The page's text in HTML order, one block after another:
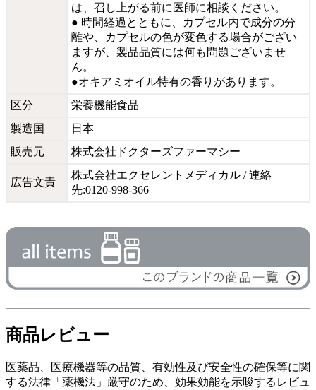
は、召し上がる前に医師に相談ください。
● 時間経過とともに、カプセル内で成分の分
離や、カプセルの色が変色する場合がござい
ますが、製品品質には何も問題ございませ
ん。
●オキアミオイル特有の香りがあります。
区分
栄養機能食品
製造国
日本
販売元
株式会社ドクターズファーマシー
広告文責
株式会社エクセレントメディカル / 連絡
先:0120-998-366
商品レビュー
医薬品、医療機器等の品質、有効性及び安全性の確保等に関
する法律「薬機法」厳守のため、効果効能を示唆するレビュ